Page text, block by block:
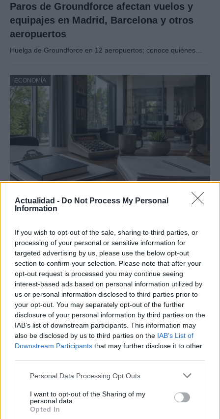
Actualidad - Do Not Process My Personal
Information
If you wish to opt-out of the sale, sharing to third parties, or
processing of your personal or sensitive information for
targeted advertising by us, please use the below opt-out
section to confirm your selection. Please note that after your
opt-out request is processed you may continue seeing
interest-based ads based on personal information utilized by
us or personal information disclosed to third parties prior to
your opt-out. You may separately opt-out of the further
disclosure of your personal information by third parties on the
IAB’s list of downstream participants. This information may
also be disclosed by us to third parties on the IAB’s List of
Downstream Participants that may further disclose it to other
Please note that this website/app uses one or more Google
not limited to your visit or usage behaviour. You may click to
grant or deny consent to Google and its third-party tags to
use your data for below specified purposes in below Google
Personal Data Processing Opt Outs
I want to opt-out of the Sharing of my
personal data.
Opted In
Paros de Groundforce afectan vuelos y
equipajes en Madrid, Barcelona y otros
aeropuertos
Huelga de Groundforce en 12 aeropuertos; conoce quiénes…
ECONOMÍA
Cómo medir la productividad por hora
trabajada y por trabajador
Explora la productividad desde diferentes ángulos y su…
ECONOMÍA
La tasa de desempleo en España baja al
10,1% en junio, por encima de la media de
la UE